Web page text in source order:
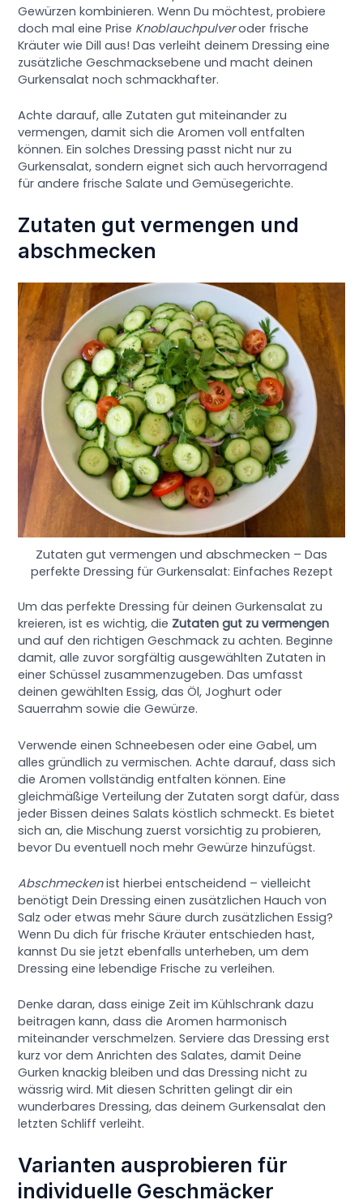
Gewürzen kombinieren. Wenn Du möchtest, probiere
doch mal eine Prise Knoblauchpulveroder frische
Kräuter wie Dill aus! Das verleiht deinem Dressing eine
zusätzliche Geschmacksebene und macht deinen
Gurkensalat noch schmackhafter.
Achte darauf, alle Zutaten gut miteinander zu
vermengen, damit sich die Aromen voll entfalten
können. Ein solches Dressing passt nicht nur zu
Gurkensalat, sondern eignet sich auch hervorragend
für andere frische Salate und Gemüsegerichte.
Zutaten gut vermengen und
abschmecken
Zutaten gut vermengen und abschmecken – Das
perfekte Dressing für Gurkensalat: Einfaches Rezept
Um das perfekte Dressing für deinen Gurkensalat zu
kreieren, ist es wichtig, die Zutaten gut zu vermengen
und auf den richtigen Geschmack zu achten. Beginne
damit, alle zuvor sorgfältig ausgewählten Zutaten in
einer Schüssel zusammenzugeben. Das umfasst
deinen gewählten Essig, das Öl, Joghurt oder
Sauerrahm sowie die Gewürze.
Verwende einen Schneebesen oder eine Gabel, um
alles gründlich zu vermischen. Achte darauf, dass sich
die Aromen vollständig entfalten können. Eine
gleichmäßige Verteilung der Zutaten sorgt dafür, dass
jeder Bissen deines Salats köstlich schmeckt. Es bietet
sich an, die Mischung zuerst vorsichtig zu probieren,
bevor Du eventuell noch mehr Gewürze hinzufügst.
Abschmeckenist hierbei entscheidend – vielleicht
benötigt Dein Dressing einen zusätzlichen Hauch von
Salz oder etwas mehr Säure durch zusätzlichen Essig?
Wenn Du dich für frische Kräuter entschieden hast,
kannst Du sie jetzt ebenfalls unterheben, um dem
Dressing eine lebendige Frische zu verleihen.
Denke daran, dass einige Zeit im Kühlschrank dazu
beitragen kann, dass die Aromen harmonisch
miteinander verschmelzen. Serviere das Dressing erst
kurz vor dem Anrichten des Salates, damit Deine
Gurken knackig bleiben und das Dressing nicht zu
wässrig wird. Mit diesen Schritten gelingt dir ein
wunderbares Dressing, das deinem Gurkensalat den
letzten Schliff verleiht.
Varianten ausprobieren für
individuelle Geschmäcker